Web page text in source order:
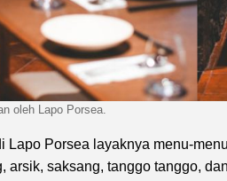
oleh Lapo Porsea.
Lapo Porsea layaknya menu-
arsik, saksang, tanggo tanggo,